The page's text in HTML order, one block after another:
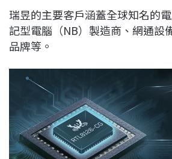
瑞昱的主要客戶涵蓋全球知名的
記型電腦（NB）製造商、網通設
品牌等。